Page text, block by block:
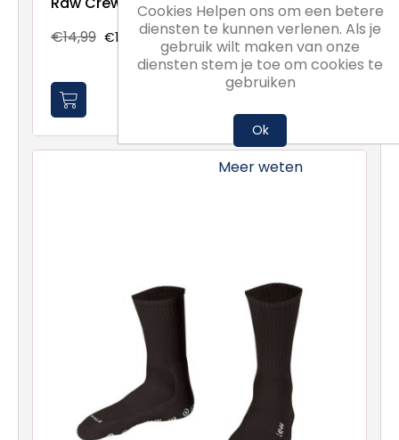
€14,99 €11,24
Cookies Helpen ons om een betere
diensten te kunnen verlenen. Als je
gebruik wilt maken van onze
diensten stem je toe om cookies te
gebruiken
Ok
Meer weten